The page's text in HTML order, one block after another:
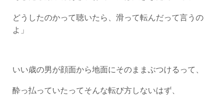
どうしたのかって聴いたら、滑って転んだって言うの
よ」
いい歳の男が顔面から地面にそのままぶつけるって、
酔っ払っていたってそんな転び方しないはず、